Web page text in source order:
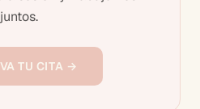
juntos.
TU CITA →